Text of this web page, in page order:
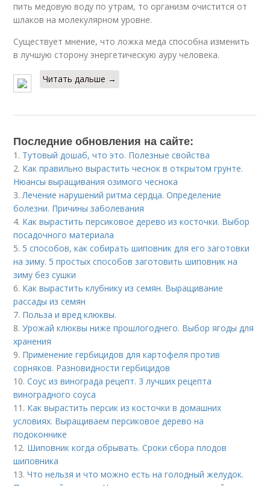
пить медовую воду по утрам, то организм очистится от
шлаков на молекулярном уровне.
Существует мнение, что ложка меда способна изменить
в лучшую сторону энергетическую ауру человека.
Читать дальше →
Последние обновления на сайте:
1. Тутовый дошаб, что это. Полезные свойства
2. Как правильно вырастить чеснок в открытом грунте.
Нюансы выращивания озимого чеснока
3.Лечение нарушений ритма сердца. Определение
болезни. Причины заболевания
4. Как вырастить персиковое дерево из косточки. Выбор
посадочного материала
5. 5 способов, как собирать шиповник для его заготовки
на зиму. 5 простых способов заготовить шиповник на
зиму без сушки
6. Как вырастить клубнику из семян. Выращивание
рассады из семян
7. Польза и вред клюквы.
8.Урожай клюквы ниже прошлогоднего. Выбор ягоды для
хранения
9. Применение гербицидов для картофеля против
сорняков. Разновидности гербицидов
10.Соус из винограда рецепт. 3 лучших рецепта
виноградного соуса
11. Как вырастить персик из косточки в домашних
условиях. Выращиваем персиковое дерево на
подоконнике
12. Шиповник когда обрывать. Сроки сбора плодов
шиповника
13.Что нельзя и что можно есть на голодный желудок.